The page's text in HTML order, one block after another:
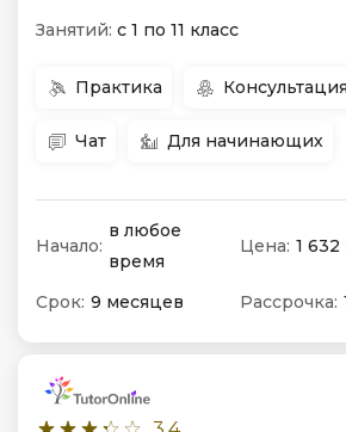
Занятий: с 1 по 11 класс
Практика
Чат Для начинающих
Начало:
в любое
время
Цена: 1 632
Срок: 9 месяцев Рассрочка: